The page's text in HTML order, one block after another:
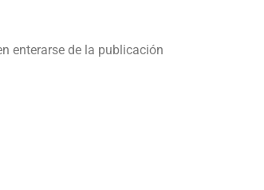
enterarse de la publicación